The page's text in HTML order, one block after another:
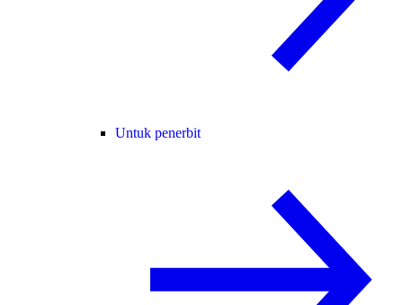
Untuk penerbit